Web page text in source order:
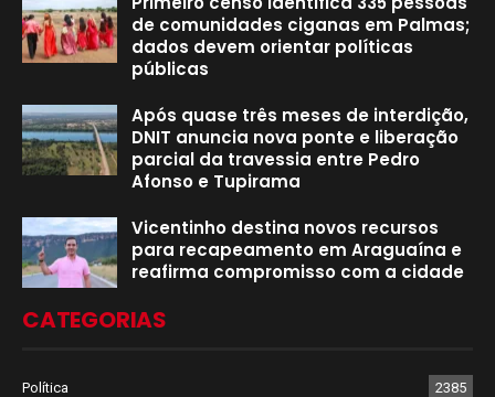
de comunidades ciganas em Palmas;
dados devem orientar políticas
públicas
Após quase três meses de interdição,
DNIT anuncia nova ponte e liberação
parcial da travessia entre Pedro
Afonso e Tupirama
Vicentinho destina novos recursos
para recapeamento em Araguaína e
reafirma compromisso com a cidade
CATEGORIAS
Política 2385